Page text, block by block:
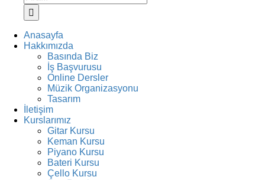
Anasayfa
Hakkımızda
Basında Biz
İş Başvurusu
Online Dersler
Müzik Organizasyonu
Tasarım
İletişim
Kurslarımız
Gitar Kursu
Keman Kursu
Piyano Kursu
Bateri Kursu
Çello Kursu